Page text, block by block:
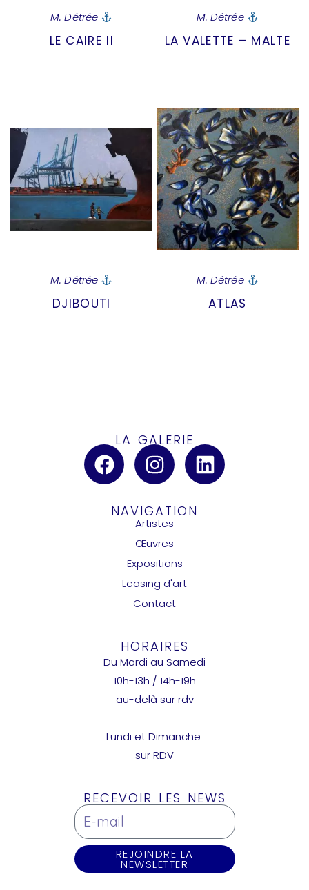
M. Détrée
LE CAIRE II
M. Détrée
LA VALETTE – MALTE
M. Détrée
DJIBOUTI
M. Détrée
ATLAS
LA GALERIE
NAVIGATION
Artistes
Œuvres
Expositions
Leasing d'art
Contact
HORAIRES
Du Mardi au Samedi
10h-13h / 14h-19h
au-delà sur rdv
Lundi et Dimanche
sur RDV
RECEVOIR LES NEWS
REJOINDRE LA
NEWSLETTER